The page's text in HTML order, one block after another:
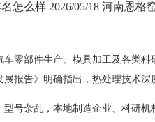
怎么样 2026/05/18 河南恩格
零部件生产、模具加工及各类
报告》明确指出，热处理技术
号杂乱，本地制造企业、科研